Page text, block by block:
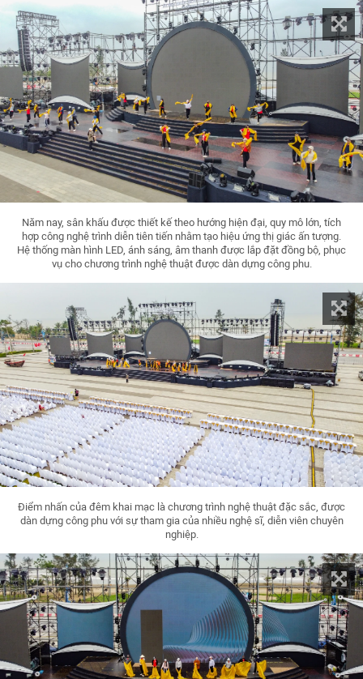
Năm nay, sân khấu được thiết kế theo hướng hiện đại, quy mô lớn, tích
hợp công nghệ trình diễn tiên tiến nhằm tạo hiệu ứng thị giác ấn tượng.
Hệ thống màn hình LED, ánh sáng, âm thanh được lắp đặt đồng bộ, phục
vụ cho chương trình nghệ thuật được dàn dựng công phu.
Điểm nhấn của đêm khai mạc là chương trình nghệ thuật đặc sắc, được
dàn dựng công phu với sự tham gia của nhiều nghệ sĩ, diễn viên chuyên
nghiệp.